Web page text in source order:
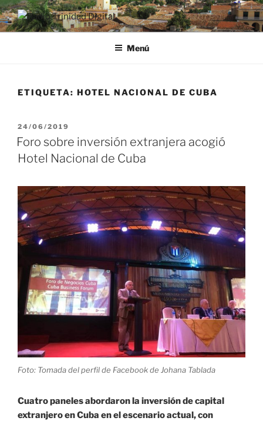
Saltar
al
contenido
RADIO TRINIDAD DIGITAL
Desde la Ciudad Museo del Caribe
Menú
ETIQUETA: HOTEL NACIONAL DE CUBA
PUBLICADO
EL
24/06/2019
Foro sobre inversión extranjera acogió
Hotel Nacional de Cuba
Foto: Tomada del perfil de Facebook de Johana Tablada
Cuatro paneles abordaron la inversión de capital
extranjero en Cuba en el escenario actual, con